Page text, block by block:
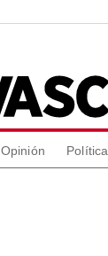
Opinión Política